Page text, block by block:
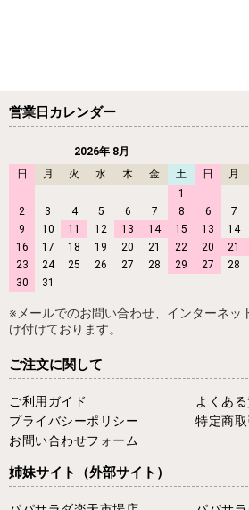
営業日カレンダー
2026年 8月
日
月 火 水 木 金
土
1
2
3 4 5 6 7
8
9
10 11 12 13 14
15
16
17 18 19 20 21
22
23
24 25 26 27 28
29
30
31
日
月
6
7
13
14
20
21
27
28
※メールでのお問い合わせ、インターネッ
け付けております。
ご注文に関して
ご利用ガイド
よくあ
プライバシーポリシー
特定商
お問い合わせフォーム
姉妹サイト （外部サイト）